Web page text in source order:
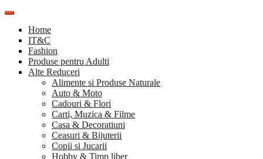
Sari
conținutHome
IT&C
Fashion
Produse pentru Adulti
Alte Reduceri
Alimente si Produse Naturale
Auto & Moto
Cadouri & Flori
Carti, Muzica & Filme
Casa & Decoratiuni
Ceasuri & Bijuterii
Copii si Jucarii
Hobby & Timp liber